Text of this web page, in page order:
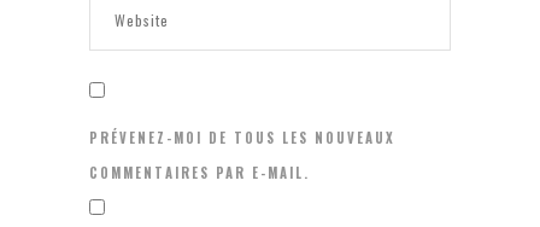
PRÉVENEZ-MOI DE TOUS LES NOUVEAUX
COMMENTAIRES PAR E-MAIL.